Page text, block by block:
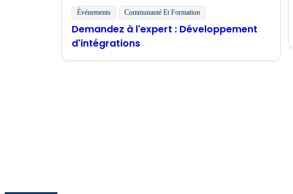
Événements Communauté Et Formation
Demandez à l'expert : Développement
d'intégrations